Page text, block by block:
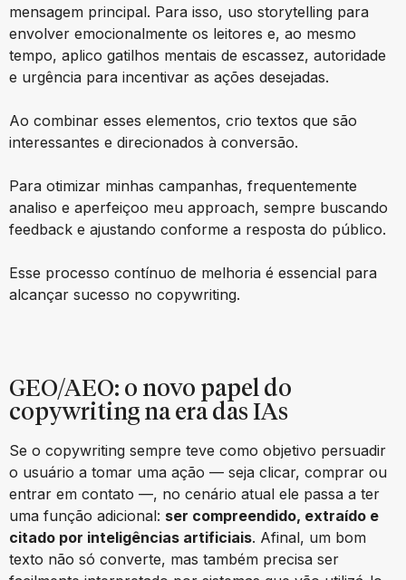
mensagem principal. Para isso, uso storytelling para
envolver emocionalmente os leitores e, ao mesmo
tempo, aplico gatilhos mentais de escassez, autoridade
e urgência para incentivar as ações desejadas.
Ao combinar esses elementos, crio textos que são
interessantes e direcionados à conversão.
Para otimizar minhas campanhas, frequentemente
analiso e aperfeiçoo meu approach, sempre buscando
feedback e ajustando conforme a resposta do público.
Esse processo contínuo de melhoria é essencial para
alcançar sucesso no copywriting.
GEO/AEO: o novo papel do
copywriting na era das IAs
Se o copywriting sempre teve como objetivo persuadir
o usuário a tomar uma ação — seja clicar, comprar ou
entrar em contato —, no cenário atual ele passa a ter
uma função adicional: ser compreendido, extraído e
citado por inteligências artificiais. Afinal, um bom
texto não só converte, mas também precisa ser